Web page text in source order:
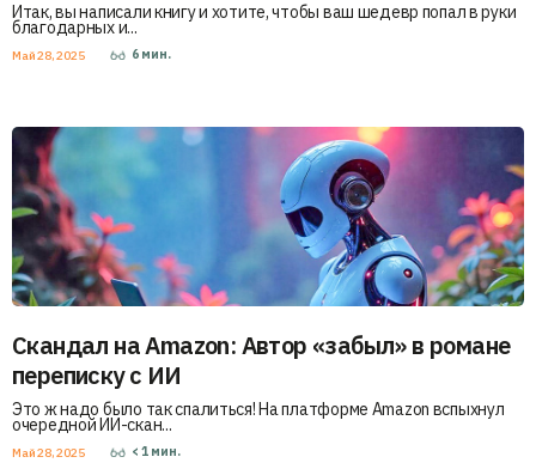
Итак, вы написали книгу и хотите, чтобы ваш шедевр попал в руки
благодарных и...
Май 28, 2025 6 мин.
Скандал на Amazon: Автор «забыл» в романе
переписку с ИИ
Это ж надо было так спалиться! На платформе Amazon вспыхнул
очередной ИИ-скан...
Май 28, 2025 < 1 мин.